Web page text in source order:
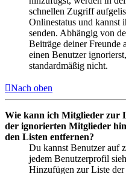
schnellen Zugriff
Onlinestatus und kannst
senden. Abhängig von
Beiträge deiner Freunde
einen Benutzer
standardmäßig nicht.
Nach oben
Wie kann ich Mitglieder zur
der ignorierten Mitglieder
den Listen entfernen?
Du kannst Benutzer auf
jedem Benutzerprofil
Hinzufügen zur Liste